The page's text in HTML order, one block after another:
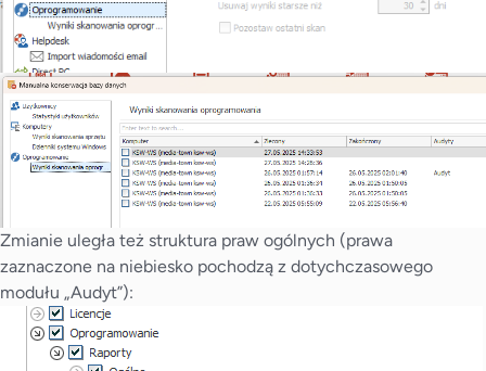
Zmianie uległa też struktura praw ogólnych (prawa
zaznaczone na niebiesko pochodzą z dotychczasowego
modułu „Audyt”):